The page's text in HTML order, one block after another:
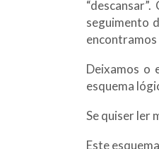
seguimento
Deixamos o
esquema
Se quiser ler
Este